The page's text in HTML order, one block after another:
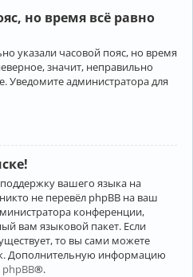
но время всё равно
указали часовой пояс, но время
значит, неправильно
Уведомите администратора для
вашего языка на
не перевёл phpBB на ваш
конференции,
вам языковой пакет. Если
то вы сами можете
Дополнительную информацию
phpBB®.